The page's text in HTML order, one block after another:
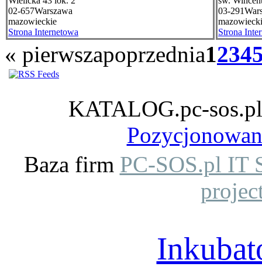
02-657Warszawa
mazowieckie
Strona Internetowa
03-291
Strona
« pierwszapoprzednia1234
KATALOG.pc-
Baza firm PC-SOS.pl IT